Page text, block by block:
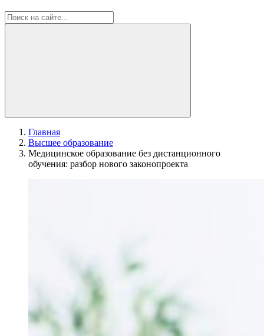
Главная
Высшее образование
Медицинское образование без дистанционного
обучения: разбор нового законопроекта